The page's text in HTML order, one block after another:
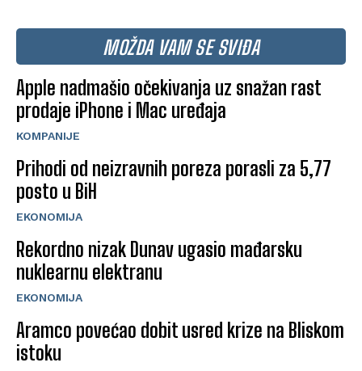
MOŽDA VAM SE SVIĐA
Apple nadmašio očekivanja uz snažan rast
prodaje iPhone i Mac uređaja
KOMPANIJE
Prihodi od neizravnih poreza porasli za 5,77
posto u BiH
EKONOMIJA
Rekordno nizak Dunav ugasio mađarsku
nuklearnu elektranu
EKONOMIJA
Aramco povećao dobit usred krize na Bliskom
istoku